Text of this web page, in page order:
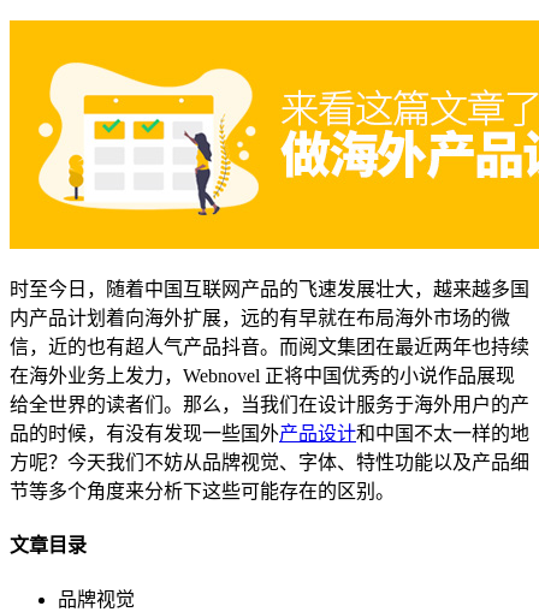
时至今日，随着中国互联网产品的飞速发展壮大，越来越多国
内产品计划着向海外扩展，远的有早就在布局海外市场的微
信，近的也有超人气产品抖音。而阅文集团在最近两年也持续
在海外业务上发力，Webnovel 正将中国优秀的小说作品展现
给全世界的读者们。那么，当我们在设计服务于海外用户的产
品的时候，有没有发现一些国外产品设计和中国不太一样的地
方呢？今天我们不妨从品牌视觉、字体、特性功能以及产品细
节等多个角度来分析下这些可能存在的区别。
文章目录
品牌视觉